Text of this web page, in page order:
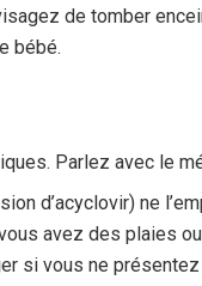
de tomber
bébé.
Parlez avec le
d’acyclovir) ne
avez des plaies
si vous ne présentez